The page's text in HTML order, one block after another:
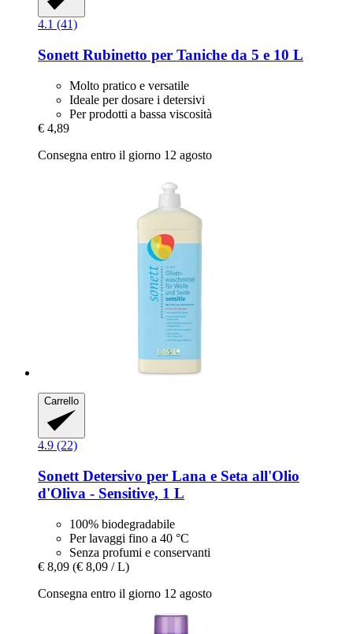
4.1 (41)
Sonett Rubinetto per Taniche da 5 e 10 L
Molto pratico e versatile
Ideale per dosare i detersivi
Per prodotti a bassa viscosità
€ 4,89
Consegna entro il giorno 12 agosto
Carrello
4.9 (22)
Sonett Detersivo per Lana e Seta all'Olio
d'Oliva -​ Sensitive, 1 L
100% biodegradabile
Per lavaggi fino a 40 °C
Senza profumi e conservanti
€ 8,09 (€ 8,09 / L)
Consegna entro il giorno 12 agosto